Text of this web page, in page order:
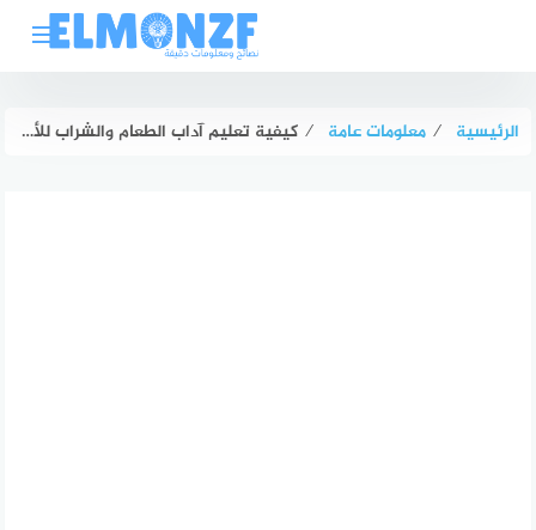
الرئيسية ⁄ معلومات عامة ⁄ كيفية تعليم آداب الطعام والشراب للأطفال